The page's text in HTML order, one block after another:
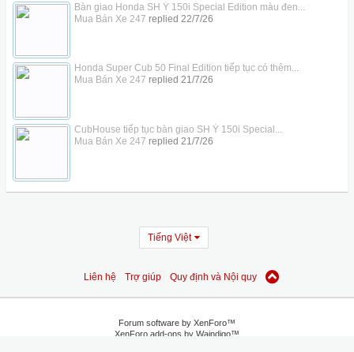
Bàn giao Honda SH Ý 150i Special Edition màu đen...
Mua Bán Xe 247 replied 22/7/26
Honda Super Cub 50 Final Edition tiếp tục có thêm...
Mua Bán Xe 247 replied 21/7/26
CubHouse tiếp tục bàn giao SH Ý 150i Special...
Mua Bán Xe 247 replied 21/7/26
Tiếng Việt
Liên hệ Trợ giúp Quy định và Nội quy
Forum software by XenForo™
XenForo add-ons by Waindigo™